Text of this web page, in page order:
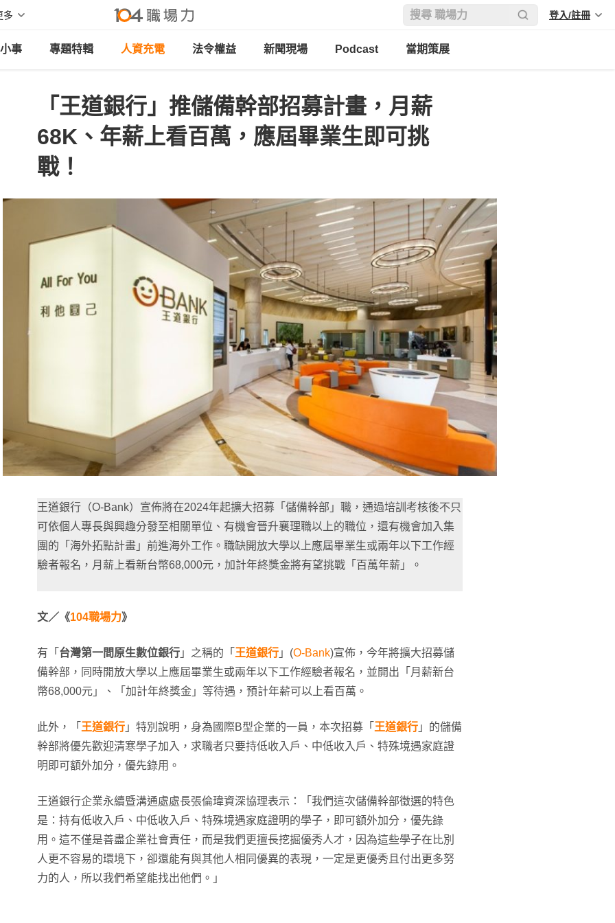
多 登入/註冊
事 專題特輯 人資充電 法令權益 新聞現場 Podcast 當期策展
「王道銀行」推儲備幹部招募計畫，月薪
68K、年薪上看百萬，應屆畢業生即可挑
戰！
王道銀行（O-Bank）宣佈將在2024年起擴大招募「儲備幹部」職，通過培訓考核後不只
可依個人專長與興趣分發至相關單位、有機會晉升襄理職以上的職位，還有機會加入集
團的「海外拓點計畫」前進海外工作。職缺開放大學以上應屆畢業生或兩年以下工作經
驗者報名，月薪上看新台幣68,000元，加計年終獎金將有望挑戰「百萬年薪」。
文／《104職場力》
有「 台灣第一間原生數位銀行 」之稱的「 王道銀行 」(O-Bank)宣佈，今年將擴大招募儲
備幹部，同時開放大學以上應屆畢業生或兩年以下工作經驗者報名，並開出「月薪新台
幣68,000元」、「加計年終獎金」等待遇，預計年薪可以上看百萬。
此外，「 王道銀行 」特別說明，身為國際B型企業的一員，本次招募「 王道銀行 」的儲備
幹部將優先歡迎清寒學子加入，求職者只要持低收入戶、中低收入戶、特殊境遇家庭證
明即可額外加分，優先錄用。
王道銀行企業永續暨溝通處處長張倫瑋資深協理表示：「我們這次儲備幹部徵選的特色
是：持有低收入戶、中低收入戶、特殊境遇家庭證明的學子，即可額外加分，優先錄
用。這不僅是善盡企業社會責任，而是我們更擅長挖掘優秀人才，因為這些學子在比別
人更不容易的環境下，卻還能有與其他人相同優異的表現，一定是更優秀且付出更多努
力的人，所以我們希望能找出他們。」